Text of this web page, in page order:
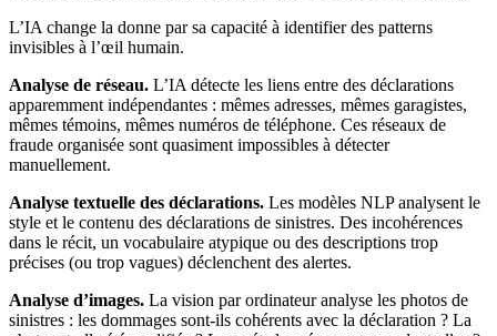
L’IA change la donne par sa capacité à identifier des patterns
invisibles à l’œil humain.
Analyse de réseau. L’IA détecte les liens entre des déclarations
apparemment indépendantes : mêmes adresses, mêmes garagistes,
mêmes témoins, mêmes numéros de téléphone. Ces réseaux de
fraude organisée sont quasiment impossibles à détecter
manuellement.
Analyse textuelle des déclarations. Les modèles NLP analysent le
style et le contenu des déclarations de sinistres. Des incohérences
dans le récit, un vocabulaire atypique ou des descriptions trop
précises (ou trop vagues) déclenchent des alertes.
Analyse d’images. La vision par ordinateur analyse les photos de
sinistres : les dommages sont-ils cohérents avec la déclaration ? La